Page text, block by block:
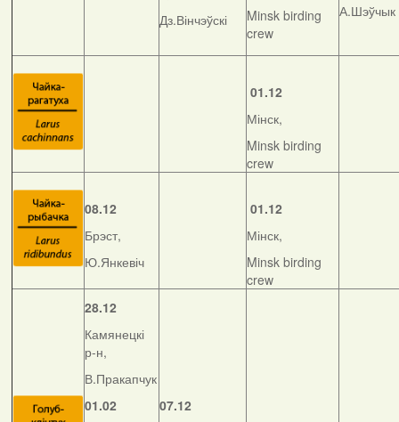
Дз.Вінчэўскі
Minsk birding
crew
А.Шэўчык
01.12
Мінск,
Minsk birding
crew
08.12
Брэст,
Ю.Янкевіч
01.12
Мінск,
Minsk birding
crew
28.12
Камянецкі
р-н,
В.Пракапчук
01.02
07.12